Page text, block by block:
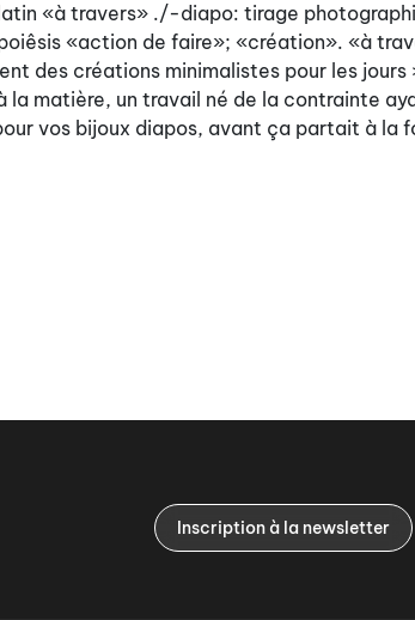
«à travers» ./-diapo: tirage
«action de faire»; «création». «à
des créations minimalistes pour les jours
matière, un travail né de la contrainte
vos bijoux diapos, avant ça partait à la
Inscription à la newsletter